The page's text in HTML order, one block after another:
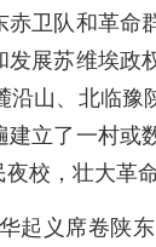
卫队和革命
展苏维埃政
山、北临
立了一村或
校，壮大革
起义席卷陕